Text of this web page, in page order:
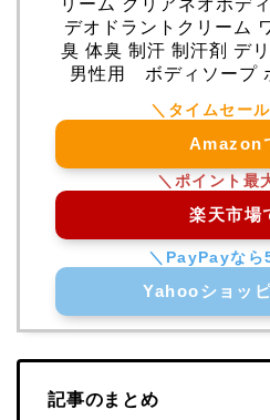
リーム クリアネオボデ
デオドラントクリーム
臭 体臭 制汗 制汗剤 デ
男性用 ボディソープ
Amazon
楽天市場
Yahooショッ
記事のまとめ